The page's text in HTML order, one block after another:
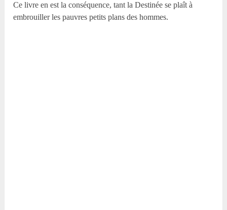
Ce livre en est la conséquence, tant la Destinée se plaît à
embrouiller les pauvres petits plans des hommes.